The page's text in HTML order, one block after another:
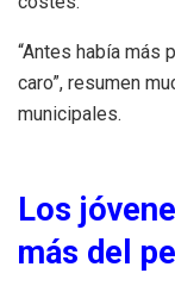
“Antes había más
caro”, resumen
municipales.
Los
más del